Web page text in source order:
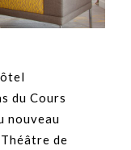
du Cours
nouveau
de